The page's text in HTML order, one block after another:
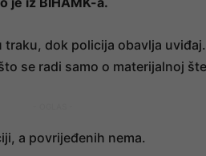
dok policija obavlja
se radi samo o materijalnoj
a povrijeđenih nema.